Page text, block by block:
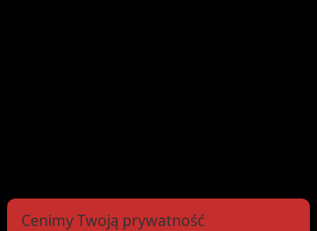
Cenimy Twoją prywatność